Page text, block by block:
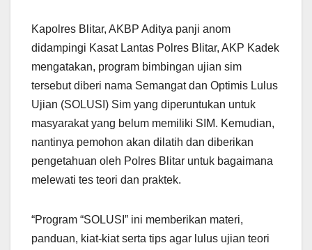
Kapolres Blitar, AKBP Aditya panji anom
didampingi Kasat Lantas Polres Blitar, AKP Kadek
mengatakan, program bimbingan ujian sim
tersebut diberi nama Semangat dan Optimis Lulus
Ujian (SOLUSI) Sim yang diperuntukan untuk
masyarakat yang belum memiliki SIM. Kemudian,
nantinya pemohon akan dilatih dan diberikan
pengetahuan oleh Polres Blitar untuk bagaimana
melewati tes teori dan praktek.
“Program “SOLUSI” ini memberikan materi,
panduan, kiat-kiat serta tips agar lulus ujian teori